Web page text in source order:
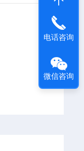
电话咨询
微信咨询